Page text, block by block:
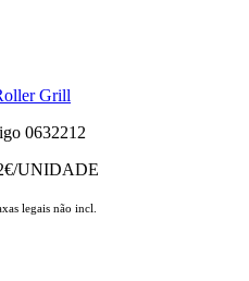
Grill
0632212
€/UNIDADE
legais não incl.